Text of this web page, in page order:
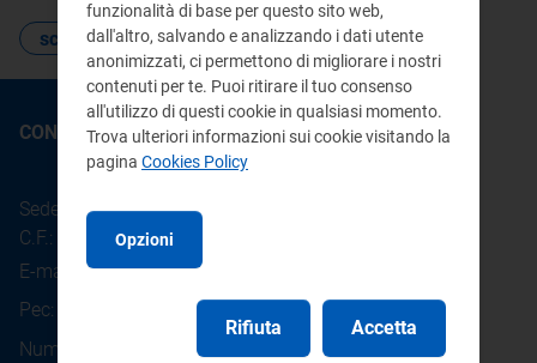
scambio sul posto
CONTATTI
Sede legale: Piazza Cavour 5 - 20121 - Milano
C.F.: 97190020152
E-mail:info@arera.it
Pec:
protocollo@pec.arera.it
Numero verde consumatori:
800.166.654
funzionalità di base per questo sito web,
dall'altro, salvando e analizzando i dati utente
anonimizzati, ci permettono di migliorare i nostri
contenuti per te. Puoi ritirare il tuo consenso
all'utilizzo di questi cookie in qualsiasi momento.
Trova ulteriori informazioni sui cookie visitando la
pagina Cookies Policy
Opzioni
Rifiuta Accetta